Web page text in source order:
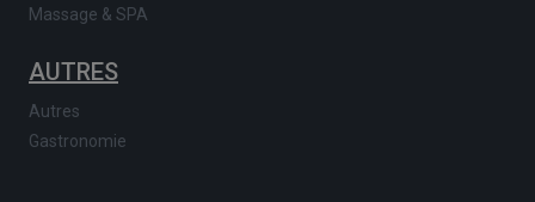
Massage & SPA
AUTRES
Autres
Gastronomie